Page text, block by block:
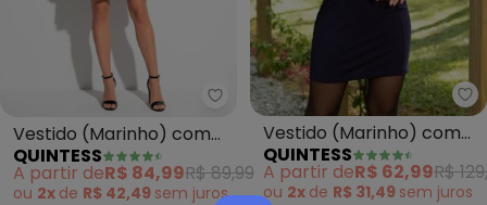
Quintess - Vestido (Marinho)
Vestido (Marinho) com
Bolsos e Mangas Curtas
QUINTESS
A partir deR$ 84,99R$ 89,99
ou 2x de R$ 42,49 sem juros
Vestido (Marinho) com
Babado Sobreposto
QUINTESS
A partir deR$ 62,99R$
ou 2x de R$ 31,49 sem juros